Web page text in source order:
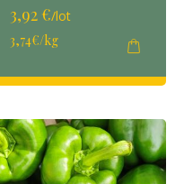
3,92 €/lot
3,74€/kg